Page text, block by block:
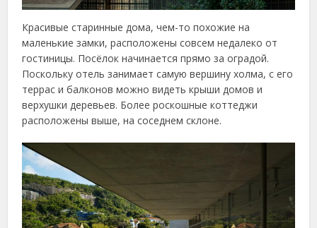
Красивые старинные дома, чем-то похожие на
маленькие замки, расположены совсем недалеко от
гостиницы. Посёлок начинается прямо за оградой.
Поскольку отель занимает самую вершину холма, с его
террас и балконов можно видеть крыши домов и
верхушки деревьев. Более роскошные коттеджи
расположены выше, на соседнем склоне.